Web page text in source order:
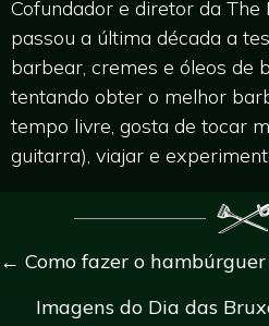
Cofundador e diretor da The
passou a última década a
barbear, cremes e óleos de
tentando obter o melhor
tempo livre, gosta de tocar
guitarra), viajar e
Navegação
← Como fazer o
Imagens do Dia das